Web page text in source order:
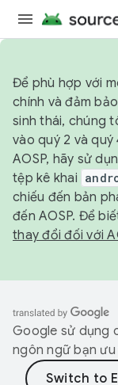
Để phù hợp với
chính và đảm
sinh thái, chúng
vào quý 2 và
AOSP, hãy sử
tệp kê khai
chiếu đến bản
đến AOSP. Để
thay đổi đối với
Google sử dụng
ngôn ngữ bạn